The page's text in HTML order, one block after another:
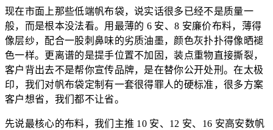
现在市面上那些低端帆布袋，说实话很多已经不是质量一
般，而是根本没法看。用最薄的 6 安、8 安廉价布料，薄得
像层纱，配合一股刺鼻味的劣质油墨，颜色灰扑扑得像晒褪
色一样。更离谱的是提手位置不加固，装点重物直接撕裂，
客户背出去不是帮你宣传品牌，是在替你公开处刑。在太极
印，我们对帆布袋定制有一套很得罪人的硬标准，很多方案
客户想省，我们都不让省。
先说最核心的布料，我们主推 10 安、12 安、16 安高安数帆